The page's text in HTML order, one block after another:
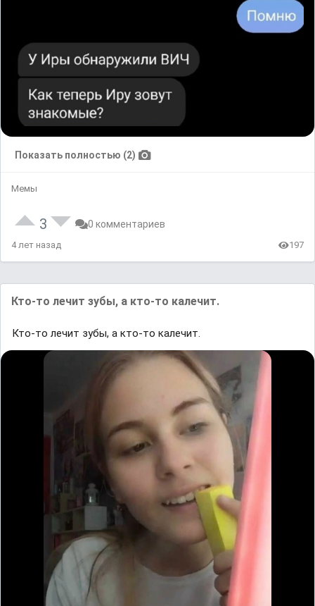
Показать полностью (2)
Мемы
3 0 комментариев
4 лет назад 197
Кто-то лечит зубы, а кто-то калечит.
Кто-то лечит зубы, а кто-то калечит.